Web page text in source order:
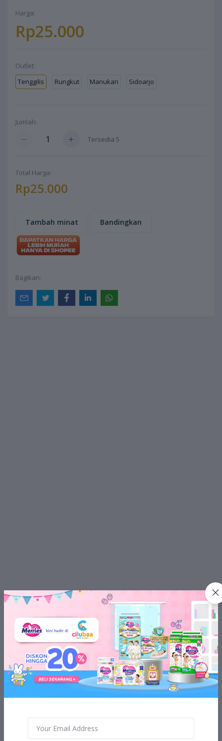
Harga:
Rp25.000
Outlet:
Tenggilis
Rungkut Manukan Sidoarjo
Jumlah:
Tersedia 5
Total Harga:
Rp25.000
Tambah minat Bandingkan
Bagikan: